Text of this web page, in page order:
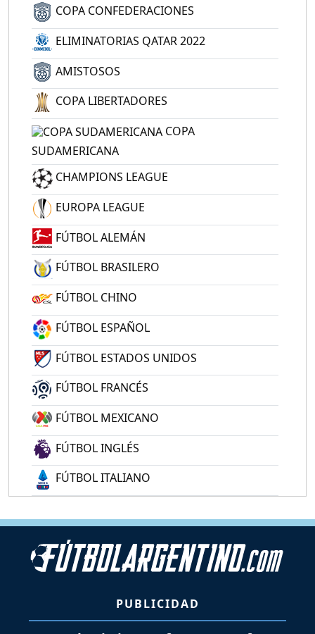
COPA CONFEDERACIONES
ELIMINATORIAS QATAR 2022
AMISTOSOS
COPA LIBERTADORES
COPA
SUDAMERICANA
CHAMPIONS LEAGUE
EUROPA LEAGUE
FÚTBOL ALEMÁN
FÚTBOL BRASILERO
FÚTBOL CHINO
FÚTBOL ESPAÑOL
FÚTBOL ESTADOS UNIDOS
FÚTBOL FRANCÉS
FÚTBOL MEXICANO
FÚTBOL INGLÉS
FÚTBOL ITALIANO
PUBLICIDAD